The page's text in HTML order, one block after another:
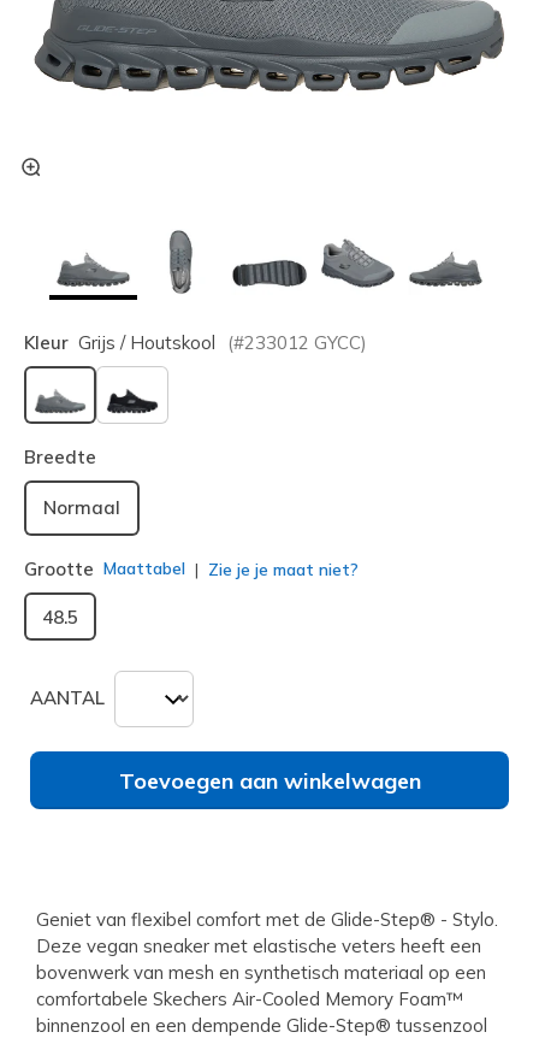
Kleur Grijs / Houtskool (#233012 GYCC)
geselecteerd
Breedte
Normaal
Grootte Maattabel Zie je je maat niet?
48.5
AANTAL
Toevoegen aan winkelwagen
Geniet van flexibel comfort met de Glide-Step® - Stylo.
Deze vegan sneaker met elastische veters heeft een
bovenwerk van mesh en synthetisch materiaal op een
comfortabele Skechers Air-Cooled Memory Foam™
binnenzool en een dempende Glide-Step® tussenzool